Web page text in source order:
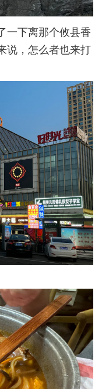
一下离那个攸县香
说，怎么者也来打